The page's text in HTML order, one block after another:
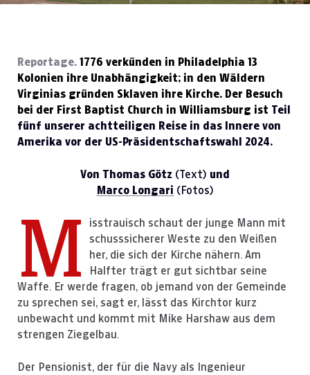
Reportage. 1776 verkünden in Philadelphia 13
Kolonien ihre Unabhängigkeit; in den Wäldern
Virginias gründen Sklaven ihre Kirche. Der Besuch
bei der First Baptist Church in Williamsburg ist Teil
fünf unserer achtteiligen Reise in das Innere von
Amerika vor der US-Präsidentschaftswahl 2024.
Von Thomas Götz (Text) und
Marco Longari (Fotos)
M
isstrauisch schaut der junge Mann mit
schusssicherer Weste zu den Weißen
her, die sich der Kirche nähern. Am
Halfter trägt er gut sichtbar seine
Waffe. Er werde fragen, ob jemand von der Gemeinde
zu sprechen sei, sagt er, lässt das Kirchtor kurz
unbewacht und kommt mit Mike Harshaw aus dem
strengen Ziegelbau.
Der Pensionist, der für die Navy als Ingenieur